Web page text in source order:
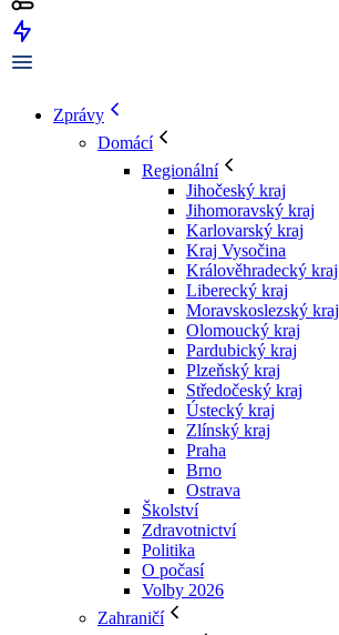
Zprávy
Domácí
Regionální
Jihočeský kraj
Jihomoravský kraj
Karlovarský kraj
Kraj Vysočina
Králověhradecký kraj
Liberecký kraj
Moravskoslezský kraj
Olomoucký kraj
Pardubický kraj
Plzeňský kraj
Středočeský kraj
Ústecký kraj
Zlínský kraj
Praha
Brno
Ostrava
Školství
Zdravotnictví
Politika
O počasí
Volby 2026
Zahraničí